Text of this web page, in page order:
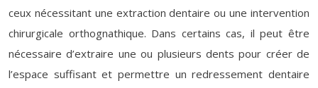
ceux nécessitant une extraction dentaire ou une intervention
chirurgicale orthognathique. Dans certains cas, il peut être
nécessaire d’extraire une ou plusieurs dents pour créer de
l’espace suffisant et permettre un redressement dentaire